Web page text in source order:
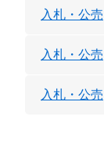
入札・公売
入札・公売
入札・公売